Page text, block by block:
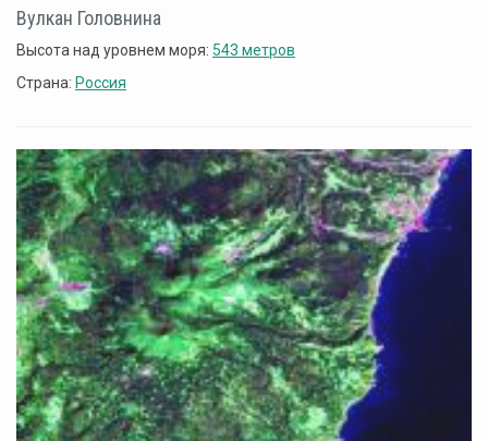
Вулкан Головнина
Высота над уровнем моря: 543 метров
Страна: Россия